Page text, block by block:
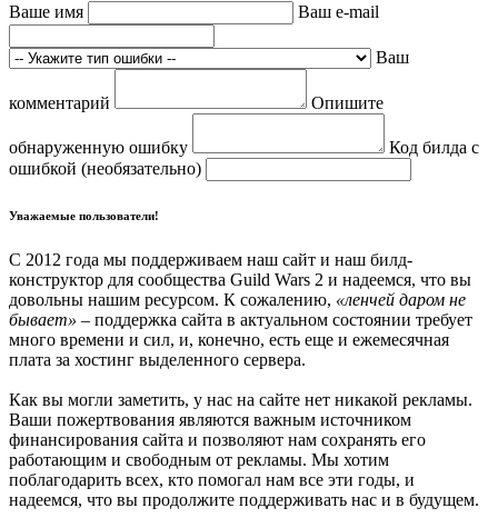
Ваше имя Ваш e-mail
Ваш
комментарий Опишите
обнаруженную ошибку
Код билда с
ошибкой (необязательно)
Уважаемые пользователи!
С 2012 года мы поддерживаем наш сайт и наш билд-
конструктор для сообщества Guild Wars 2 и надеемся, что вы
довольны нашим ресурсом. К сожалению, «ленчей даром не
бывает» – поддержка сайта в актуальном состоянии требует
много времени и сил, и, конечно, есть еще и ежемесячная
плата за хостинг выделенного сервера.
Как вы могли заметить, у нас на сайте нет никакой рекламы.
Ваши пожертвования являются важным источником
финансирования сайта и позволяют нам сохранять его
работающим и свободным от рекламы. Мы хотим
поблагодарить всех, кто помогал нам все эти годы, и
надеемся, что вы продолжите поддерживать нас и в будущем.